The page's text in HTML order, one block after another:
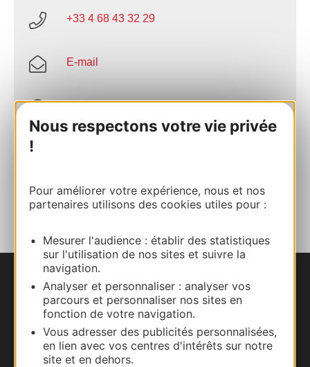
Nous respectons votre vie privée
!
Pour améliorer votre expérience, nous et nos
partenaires utilisons des cookies utiles pour :
Mesurer l'audience : établir des statistiques
sur l'utilisation de nos sites et suivre la
navigation.
Analyser et personnaliser : analyser vos
parcours et personnaliser nos sites en
fonction de votre navigation.
Vous adresser des publicités personnalisées,
en lien avec vos centres d'intérêts sur notre
site et en dehors.
+33 4 68 43 32 29
E-mail
Site internet
AJOUTER
AU CARNET
Nous contacter
Carte interactive
Documentation